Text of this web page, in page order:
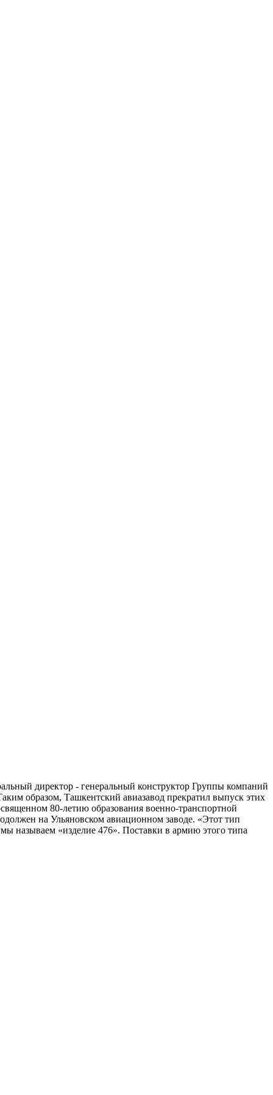
директор - генеральный конструктор Группы компаний
образом, Ташкентский авиазавод прекратил выпуск этих
80-летию образования военно-транспортной
на Ульяновском авиационном заводе. «Этот тип
называем «изделие 476». Поставки в армию этого типа